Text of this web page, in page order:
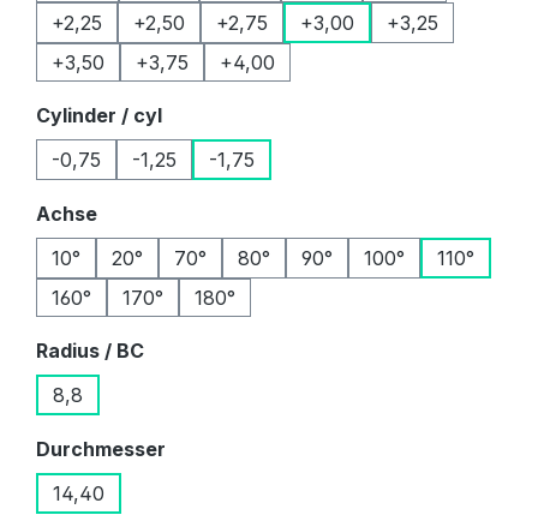
+2,25
+2,50 +2,75 +3,00
+3,25
+3,50
+3,75 +4,00
Cylinder / cylauswählen
-0,75
-1,25 -1,75
Achseauswählen
10°
20° 70° 80° 90° 100°
110°
160°
170° 180°
Radius / BCauswählen
8,8
Durchmesser
14,40